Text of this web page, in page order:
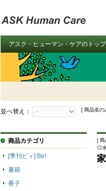
アスク・ヒューマン・ケアのトッ
並べ替え： [ 商品名
[
◎水
商品カテゴリ
[季刊ビィ] Be!
書籍
冊子